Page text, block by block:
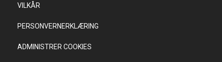
VILKÅR
PERSONVERNERKLÆRING
ADMINISTRER COOKIES